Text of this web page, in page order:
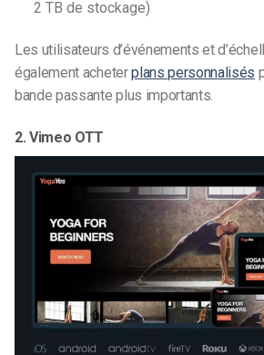
2 TB de stockage)
Les utilisateurs d’événements et
également acheterplans personnalisés
bande passante plus importants.
2. Vimeo OTT